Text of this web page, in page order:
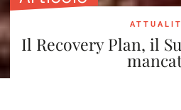
Il Recovery Plan, il